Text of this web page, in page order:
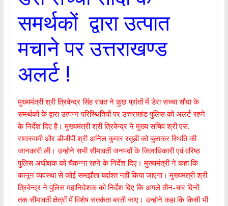
समर्थकों द्वारा उत्पात
मचाने पर उत्तराखण्ड
अलर्ट !
मुख्यमंत्री श्री त्रिवेन्द्र सिंह रावत ने कुछ प्रांतों में डेरा सच्चा सौदा के
समर्थकों के द्वारा उत्पन्न परिस्थितियों पर उत्तराखंड पुलिस को अलर्ट रहने
के निर्देश दिए है। मुख्यमंत्री श्री त्रिवेन्द्र ने मुख्य सचिव श्री एस.
रामास्वामी और डीजीपी श्री अनिल कुमार रतूड़ी को बुलाकर स्थिति की
जानकारी ली। उन्होने सभी सीमावर्ती जनपदों के जिलाधिकारी एवं वरिष्ठ
पुलिस अधीक्षक को चैकन्ना रहने के निर्देश दिए। मुख्यमंत्री ने कहा कि
कानून व्यवस्था से कोई समझौता बर्दाश्त नहीं किया जाएगा। मुख्यमंत्री श्री
त्रिवेन्द्र ने पुलिस महानिदेशक को निर्देश दिए कि अगले तीन-चार दिनों
तक सीमावर्ती क्षेत्रों में विशेष सतर्कता बरती जाए। उन्होने कहा कि किसी भी